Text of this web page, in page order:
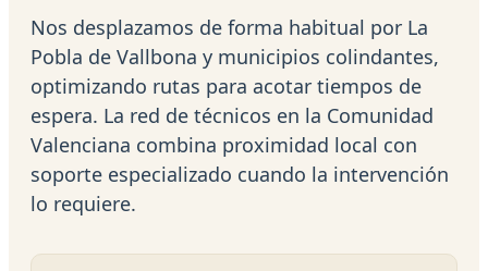
Nos desplazamos de forma habitual por La
Pobla de Vallbona y municipios colindantes,
optimizando rutas para acotar tiempos de
espera. La red de técnicos en la Comunidad
Valenciana combina proximidad local con
soporte especializado cuando la intervención
lo requiere.